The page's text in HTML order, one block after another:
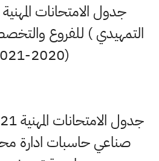
جدول الامتحانات
التمهيدي ) للفروع
(2020-2021) ،
صناعي حاسبات ادارة